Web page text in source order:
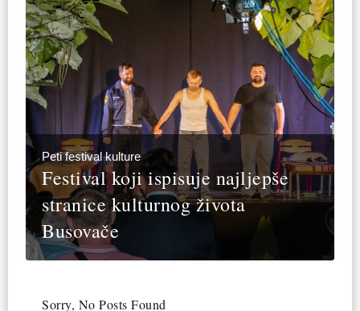
Peti festival kulture
Festival koji ispisuje najljepše
stranice kulturnog života
Busovače
Sorry, No Posts Found